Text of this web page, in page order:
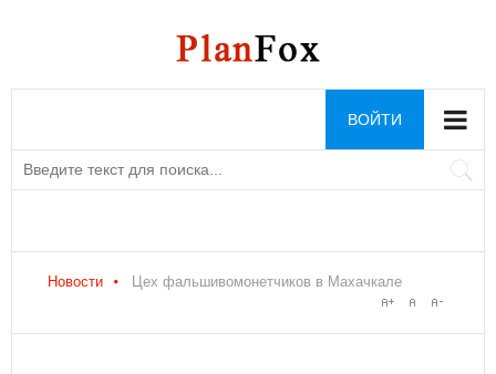
ВОЙТИ
Новости Цех фальшивомонетчиков в Махачкале